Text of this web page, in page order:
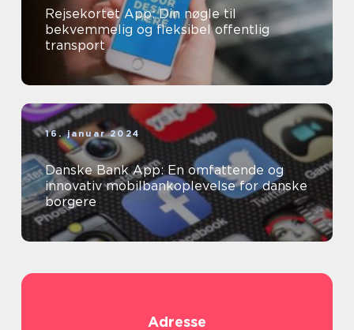
Rejsekortet App: Din nøgle til
bekvemmelig og fleksibel offentlig
transport
16. januar 2024
Danske Bank App: En omfattende og
innovativ mobilbankoplevelse for danske
borgere
Adresse